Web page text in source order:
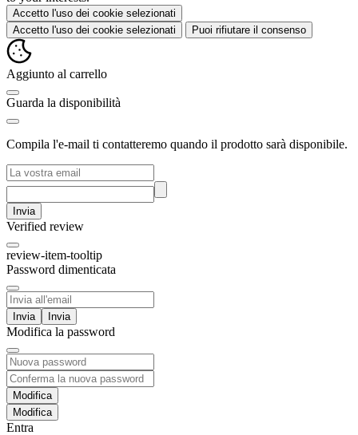
Accetto l'uso dei cookie selezionati
Accetto l'uso dei cookie selezionati
Puoi rifiutare il consenso
Aggiunto al carrello
Guarda la disponibilità
Compila l'e-mail ti contatteremo quando il prodotto sarà disponibile.
Invia
Verified review
review-item-tooltip
Password dimenticata
Invia
Modifica la password
Modifica
Entra